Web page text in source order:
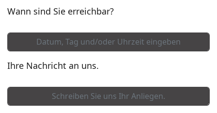
Wann sind Sie erreichbar?
Ihre Nachricht an uns.